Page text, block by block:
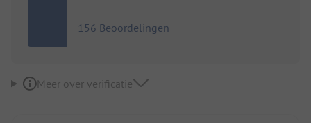
156 Beoordelingen
Meer over verificatie